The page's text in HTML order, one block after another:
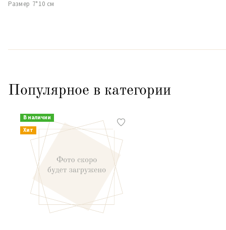
Размер 7*10 см
Популярное в категории
В наличии
Хит